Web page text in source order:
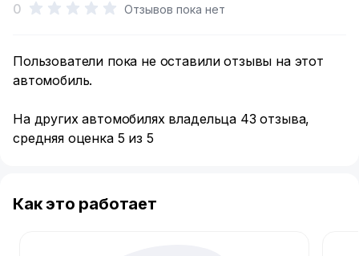
0 Отзывов пока нет
Пользователи пока не оставили отзывы на этот
автомобиль.
На других автомобилях владельца 43 отзыва,
средняя оценка 5 из 5
Как это работает